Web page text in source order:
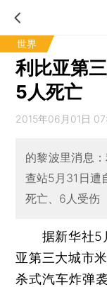
世界
利比亚第
5人死亡
2015年06月01日
的黎波里消息
查站5月31日遭
死亡、6人受伤
据新华社5月
亚第三大城市
杀式汽车炸弹